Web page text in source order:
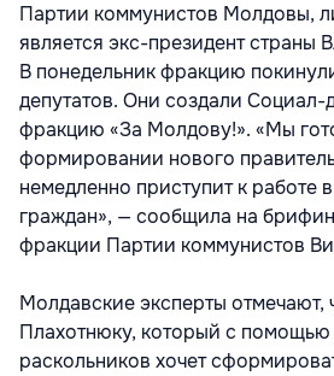
Партии коммунистов Молдовы,
является экс-президент страны
В понедельник фракцию
депутатов. Они создали Социал-
фракцию «За Молдову!». «Мы
формировании нового
немедленно приступит к работе
граждан», — сообщила на
фракции Партии коммунистов
Молдавские эксперты отмечают,
Плахотнюку, который с
раскольников хочет